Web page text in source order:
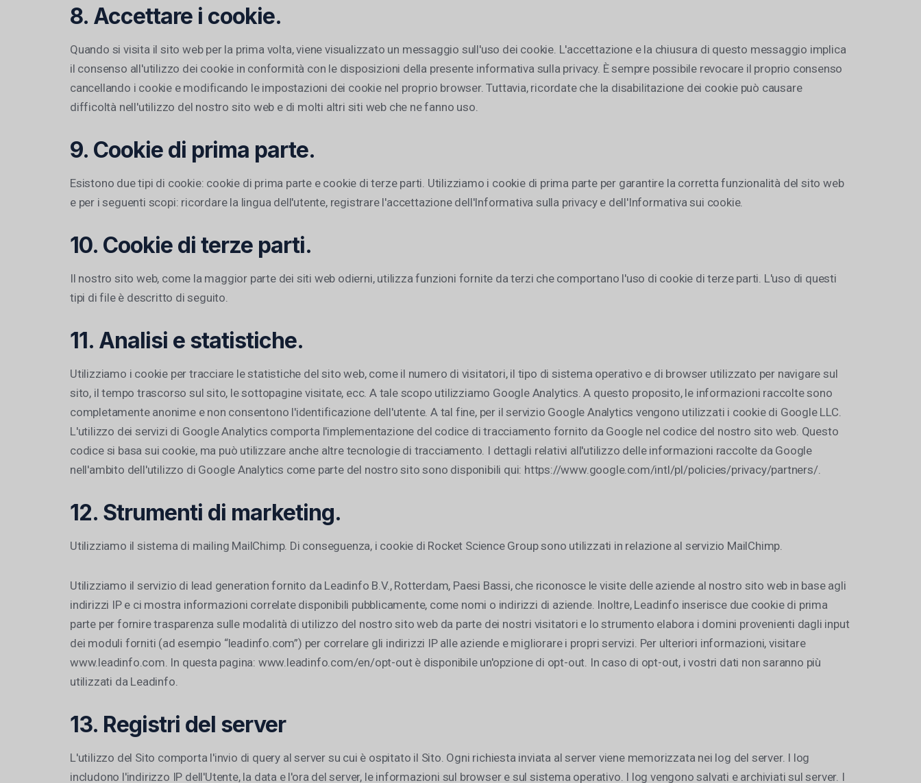
8. Accettare i cookie.
Quando si visita il sito web per la prima volta, viene visualizzato un messaggio sull'uso dei cookie. L'accettazione e la chiusura di questo messaggio implica
il consenso all'utilizzo dei cookie in conformità con le disposizioni della presente informativa sulla privacy. È sempre possibile revocare il proprio consenso
cancellando i cookie e modificando le impostazioni dei cookie nel proprio browser. Tuttavia, ricordate che la disabilitazione dei cookie può causare
difficoltà nell'utilizzo del nostro sito web e di molti altri siti web che ne fanno uso.
9. Cookie di prima parte.
Esistono due tipi di cookie: cookie di prima parte e cookie di terze parti. Utilizziamo i cookie di prima parte per garantire la corretta funzionalità del sito web
e per i seguenti scopi: ricordare la lingua dell'utente, registrare l'accettazione dell'Informativa sulla privacy e dell'Informativa sui cookie.
10. Cookie di terze parti.
Il nostro sito web, come la maggior parte dei siti web odierni, utilizza funzioni fornite da terzi che comportano l'uso di cookie di terze parti. L'uso di questi
tipi di file è descritto di seguito.
11. Analisi e statistiche.
Utilizziamo i cookie per tracciare le statistiche del sito web, come il numero di visitatori, il tipo di sistema operativo e di browser utilizzato per navigare sul
sito, il tempo trascorso sul sito, le sottopagine visitate, ecc. A tale scopo utilizziamo Google Analytics. A questo proposito, le informazioni raccolte sono
completamente anonime e non consentono l'identificazione dell'utente. A tal fine, per il servizio Google Analytics vengono utilizzati i cookie di Google LLC.
L'utilizzo dei servizi di Google Analytics comporta l'implementazione del codice di tracciamento fornito da Google nel codice del nostro sito web. Questo
codice si basa sui cookie, ma può utilizzare anche altre tecnologie di tracciamento. I dettagli relativi all'utilizzo delle informazioni raccolte da Google
nell'ambito dell'utilizzo di Google Analytics come parte del nostro sito sono disponibili qui: https://www.google.com/intl/pl/policies/privacy/partners/.
12. Strumenti di marketing.
Utilizziamo il sistema di mailing MailChimp. Di conseguenza, i cookie di Rocket Science Group sono utilizzati in relazione al servizio MailChimp.
Utilizziamo il servizio di lead generation fornito da Leadinfo B.V., Rotterdam, Paesi Bassi, che riconosce le visite delle aziende al nostro sito web in base agli
indirizzi IP e ci mostra informazioni correlate disponibili pubblicamente, come nomi o indirizzi di aziende. Inoltre, Leadinfo inserisce due cookie di prima
parte per fornire trasparenza sulle modalità di utilizzo del nostro sito web da parte dei nostri visitatori e lo strumento elabora i domini provenienti dagli input
dei moduli forniti (ad esempio “leadinfo.com”) per correlare gli indirizzi IP alle aziende e migliorare i propri servizi. Per ulteriori informazioni, visitare
www.leadinfo.com. In questa pagina: www.leadinfo.com/en/opt-out è disponibile un'opzione di opt-out. In caso di opt-out, i vostri dati non saranno più
utilizzati da Leadinfo.
13. Registri del server
L'utilizzo del Sito comporta l'invio di query al server su cui è ospitato il Sito. Ogni richiesta inviata al server viene memorizzata nei log del server. I log
includono l'indirizzo IP dell'Utente, la data e l'ora del server, le informazioni sul browser e sul sistema operativo. I log vengono salvati e archiviati sul server. I